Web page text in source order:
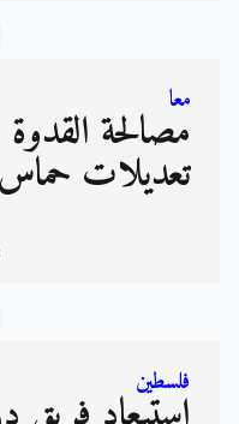
معا
مصالحة
تعديلات
فلسطين